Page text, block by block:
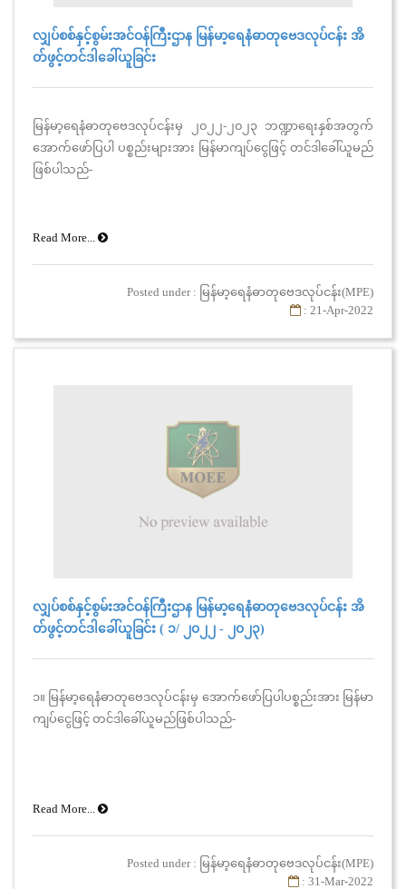
လျှပ်စစ်နှင့်စွမ်းအင်ဝန်ကြီးဌာန မြန်မာ့ရေနံဓာတုဗေဒလုပ်ငန်း အိ
တ်ဖွင့်တင်ဒါခေါ်ယူခြင်း
မြန်မာ့ရေနံဓာတုဗေဒလုပ်ငန်းမှ ၂၀၂၂-၂၀၂၃ ဘဏ္ဍာရေးနှစ်အတွက်
အောက်ဖော်ပြပါ ပစ္စည်းများအား မြန်မာကျပ်ငွေဖြင့် တင်ဒါခေါ်ယူမည်
ဖြစ်ပါသည်-
Read More...
Posted under : မြန်မာ့ရေနံဓာတုဗေဒလုပ်ငန်း(MPE)
: 21-Apr-2022
လျှပ်စစ်နှင့်စွမ်းအင်ဝန်ကြီးဌာန မြန်မာ့ရေနံဓာတုဗေဒလုပ်ငန်း အိ
တ်ဖွင့်တင်ဒါခေါ်ယူခြင်း ( ၁/ ၂၀၂၂ - ၂၀၂၃)
၁။ မြန်မာ့ရေနံဓာတုဗေဒလုပ်ငန်းမှ အောက်ဖော်ပြပါပစ္စည်းအား မြန်မာ
ကျပ်ငွေဖြင့် တင်ဒါခေါ်ယူမည်ဖြစ်ပါသည်-
Read More...
Posted under : မြန်မာ့ရေနံဓာတုဗေဒလုပ်ငန်း(MPE)
: 31-Mar-2022